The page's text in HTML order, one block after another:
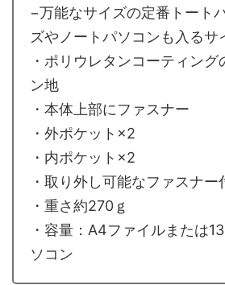
−万能なサイズの定番トート
ズやノートパソコンも入るサ
・ポリウレタンコーティング
ン地
・本体上部にファスナー
・外ポケット×2
・内ポケット×2
・取り外し可能なファスナー
・重さ約270ｇ
・容量：A4ファイルまたは
ソコン